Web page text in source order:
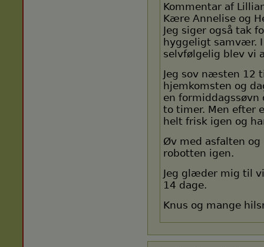
Kommentar af
Kære Annelise og
Jeg siger også tak
hyggeligt samvær.
selvfølgelig blev vi
Jeg sov næsten 12
hjemkomsten og
en
to timer. Men efter
helt frisk igen og
Øv med asfalten
robotten igen.
Jeg glæder mig til
14 dage.
Knus og mange